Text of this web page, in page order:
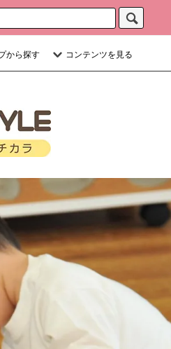
から探す コンテンツを見る